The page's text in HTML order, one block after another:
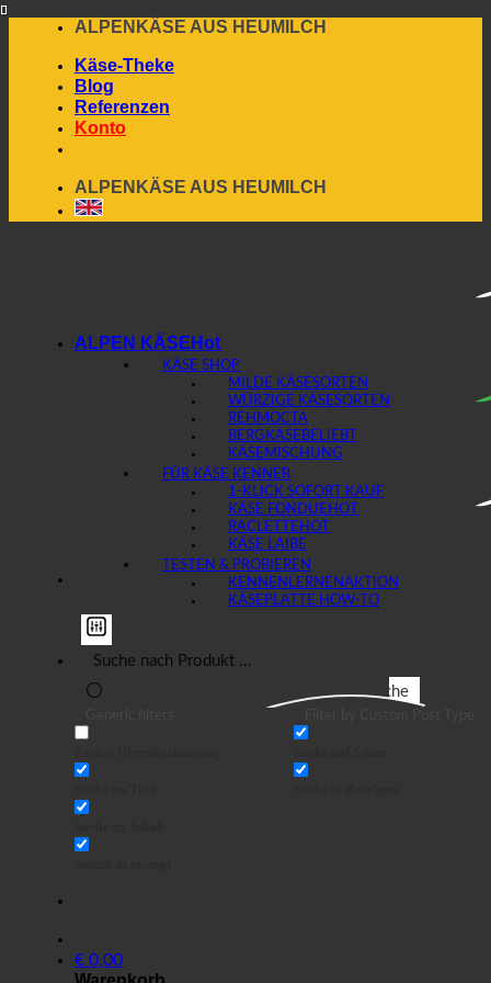
content
ALPENKÄSE AUS HEUMILCH
Käse-Theke
Blog
Referenzen
Konto
ALPENKÄSE AUS HEUMILCH
Suche
€ 0,00
ALPEN KÄSE
KÄSE SHOP
MILDE KÄSESORTEN
WÜRZIGE KÄSESORTEN
REHMOCTA
BERGKÄSE
KÄSEMISCHUNG
FÜR KÄSE KENNER
1-KLICK SOFORT KAUF
KÄSE FONDUE
RACLETTE
KÄSE LAIBE
TESTEN & PROBIEREN
KENNENLERNEN
KÄSEPLATTE HOW-TO